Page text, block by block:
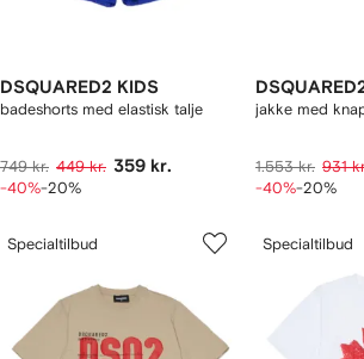
DSQUARED2 KIDS
badeshorts med elastisk talje
749 kr. 449 kr. 359 kr.
-40%-20%
jakke med
1.553 kr. 931
-40%-20%
Specialtilbud Specialtilbud